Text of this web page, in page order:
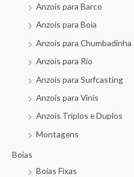
Anzois para Barco
Anzois para Boia
Anzois para Chumbadinha
Anzois para Rio
Anzois para Surfcasting
Anzois para Vinis
Anzois Triplos e Duplos
Montagens
Boias
Boias Fixas